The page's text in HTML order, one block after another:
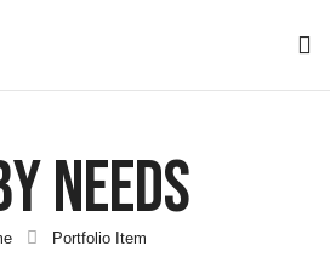
Needs
Portfolio Item